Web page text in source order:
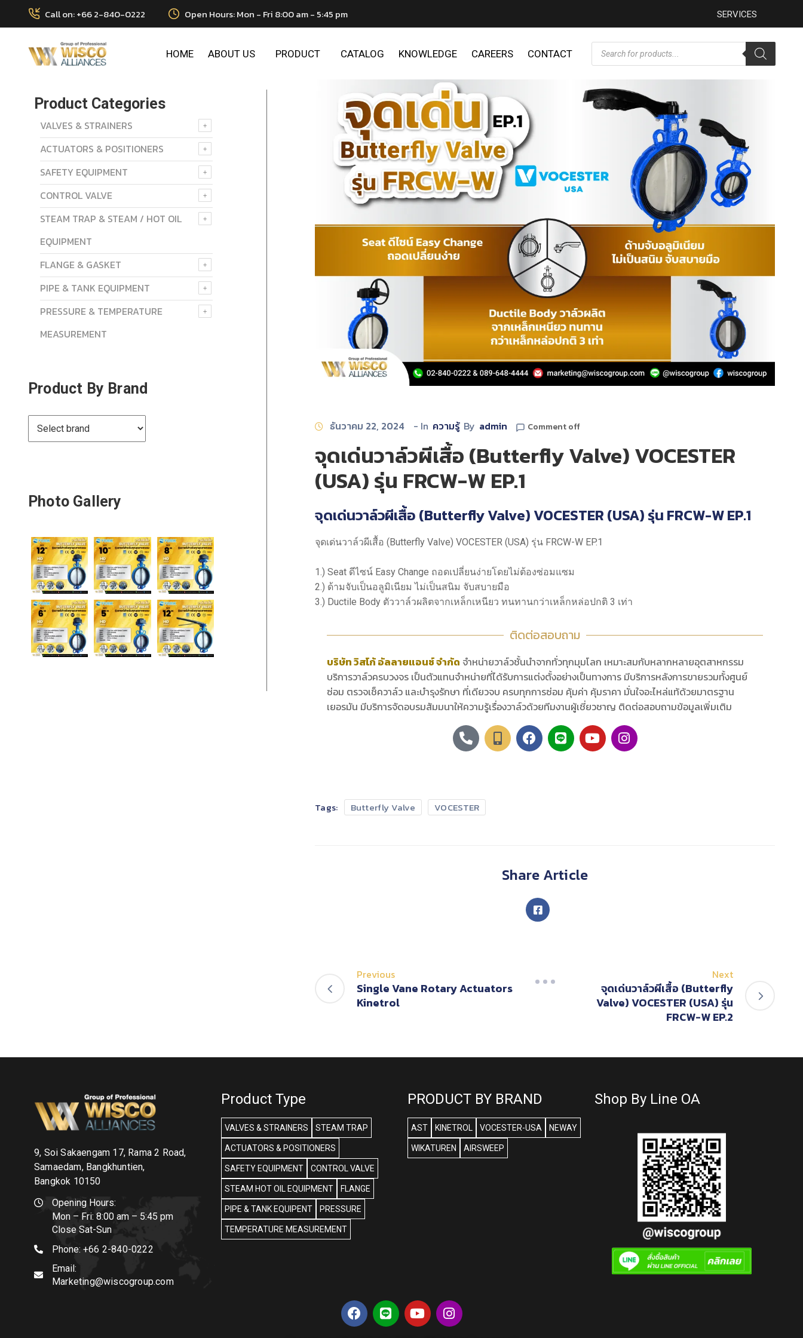
Call on: +66 2-840-0222 Open Hours: Mon - Fri 8:00 am - 5:45 pm SERVICES
HOME ABOUT US PRODUCT CATALOG KNOWLEDGE CAREERS CONTACT
ธันวาคม 22, 2024 - In ความรู้ By admin Comment off
จุดเด่นวาล์วผีเสื้อ (Butterfly Valve) VOCESTER
(USA) รุ่น FRCW-W EP.1
จุดเด่นวาล์วผีเสื้อ (Butterfly Valve) VOCESTER (USA) รุ่น FRCW-W EP.1
จุดเด่นวาล์วผีเสื้อ (Butterfly Valve) VOCESTER (USA) รุ่น FRCW-W EP.1
1.) Seat ดีไซน์ Easy Change ถอดเปลี่ยนง่ายโดยไม่ต้องซ่อมแซม
2.) ด้ามจับเป็นอลูมิเนียม ไม่เป็นสนิม จับสบายมือ
3.) Ductile Body ตัววาล์วผลิตจากเหล็กเหนียว ทนทานกว่าเหล็กหล่อปกติ 3 เท่า
ติดต่อสอบถาม
บริษัท วิสโก้ อัลลายแอนซ์ จำกัด จำหน่ายวาล์วชั้นนำจากทั่วทุกมุมโลก เหมาะสมกับหลากหลายอุตสาหกรรม
บริการวาล์วครบวงจร เป็นตัวแทนจำหน่ายที่ได้รับการแต่งตั้งอย่างเป็นทางการ มีบริการหลังการขายรวมทั้งศูนย์
ซ่อม ตรวจเช็ควาล์ว และบำรุงรักษา ที่เดียวจบ ครบทุกการซ่อม คุ้มค่า คุ้มราคา มั่นใจอะไหล่แท้ด้วยมาตรฐาน
เยอรมัน มีบริการจัดอบรมสัมมนาให้ความรู้เรื่องวาล์วด้วยทีมงานผู้เชี่ยวชาญ ติดต่อสอบถามข้อมูลเพิ่มเติม
Tags: Butterfly Valve VOCESTER
Share Article
Previous
Single Vane Rotary Actuators
Kinetrol
Next
จุดเด่นวาล์วผีเสื้อ (Butterfly
Valve) VOCESTER (USA) รุ่น
FRCW-W EP.2
Product Categories
VALVES & STRAINERS
ACTUATORS & POSITIONERS
SAFETY EQUIPMENT
CONTROL VALVE
STEAM TRAP & STEAM / HOT OIL
EQUIPMENT
FLANGE & GASKET
PIPE & TANK EQUIPMENT
PRESSURE & TEMPERATURE
MEASUREMENT
Product By Brand
Photo Gallery
9, Soi Sakaengam 17, Rama 2 Road,
Samaedam, Bangkhuntien,
Bangkok 10150
Opening Hours:
Mon – Fri: 8:00 am – 5:45 pm
Close Sat-Sun
Phone: +66 2-840-0222
Email:
Marketing@wiscogroup.com
Product Type
VALVES & STRAINERS STEAM TRAP
ACTUATORS & POSITIONERS
SAFETY EQUIPMENT CONTROL VALVE
STEAM HOT OIL EQUIPMENT FLANGE
PIPE & TANK EQUIPENT PRESSURE
TEMPERATURE MEASUREMENT
PRODUCT BY BRAND
AST KINETROL VOCESTER-USA NEWAY
WIKATUREN AIRSWEEP
Shop By Line OA